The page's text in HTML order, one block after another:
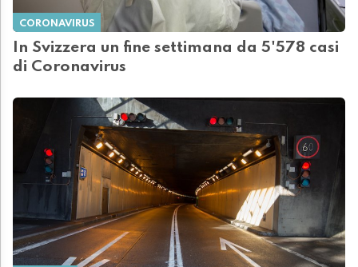
CORONAVIRUS
In Svizzera un fine settimana da 5'578 casi
di Coronavirus